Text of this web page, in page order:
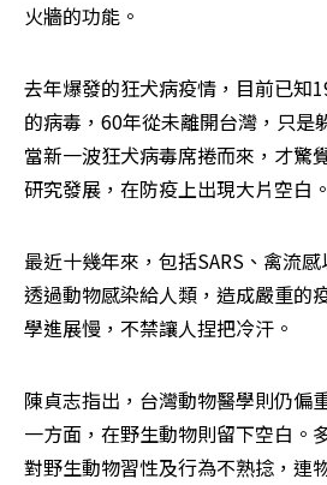
火牆的功能。
去年爆發的狂犬病疫情，目前已知
的病毒，60年從未離開台灣，只是
當新一波狂犬病毒席捲而來，才驚
研究發展，在防疫上出現大片空白。
最近十幾年來，包括SARS、禽流
透過動物感染給人類，造成嚴重的
學進展慢，不禁讓人捏把冷汗。
陳貞志指出，台灣動物醫學則仍偏
一方面，在野生動物則留下空白。
對野生動物習性及行為不熟捻，連